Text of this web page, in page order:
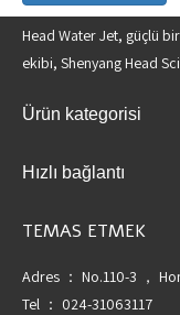
Head Water Jet, güçlü
ekibi, Shenyang Head
Ürün kategorisi
Hızlı bağlantı
TEMAS ETMEK
Adres ： No.110-3 ，
Tel ： 024-31063117